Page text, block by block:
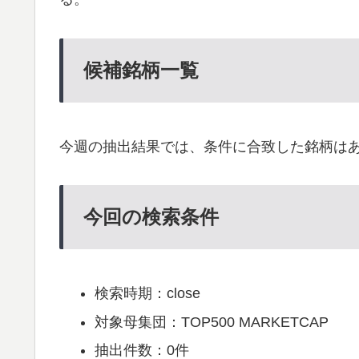
候補銘柄一覧
今週の抽出結果では、条件に合致した銘柄は
今回の検索条件
検索時期：close
対象母集団：TOP500 MARKETCAP
抽出件数：0件